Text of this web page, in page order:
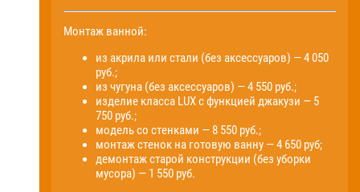
Монтаж ванной:
из акрила или стали (без аксессуаров) — 4 050
руб.;
из чугуна (без аксессуаров) — 4 550 руб.;
изделие класса LUX с функцией джакузи — 5
750 руб.;
модель со стенками — 8 550 руб.;
монтаж стенок на готовую ванну — 4 650 руб;
демонтаж старой конструкции (без уборки
мусора) — 1 550 руб.